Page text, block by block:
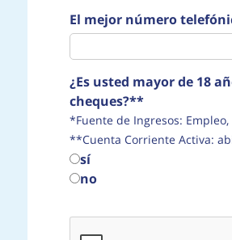
El mejor número
¿Es usted mayor de 18
cheques?**
*Fuente de
**Cuenta Corriente Activa:
sí
no